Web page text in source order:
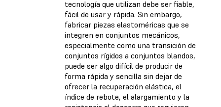
tecnología que utilizan debe ser fiable,
fácil de usar y rápida. Sin embargo,
fabricar piezas elastoméricas que se
integren en conjuntos mecánicos,
especialmente como una transición de
conjuntos rígidos a conjuntos blandos,
puede ser algo difícil de producir de
forma rápida y sencilla sin dejar de
ofrecer la recuperación elástica, el
índice de rebote, el alargamiento y la